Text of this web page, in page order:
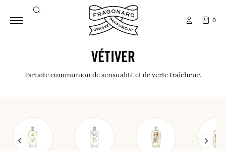
0
VÉTIVER
Parfaite communion de sensualité et de verte fraîcheur.